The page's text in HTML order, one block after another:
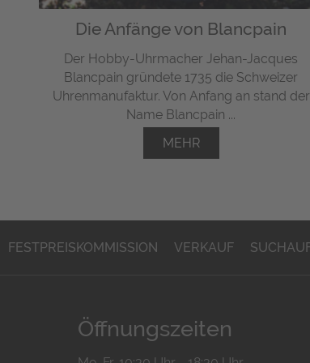
Die Anfänge von Blancpain
Der Hobby-Uhrmacher Jehan-Jacques
Blancpain gründete 1735 die Schweizer
Uhrenmanufaktur. Von Anfang an stand der
Name Blancpain ...
MEHR
FESTPREISKOMMISSION VERKAUF
Öffnungszeiten